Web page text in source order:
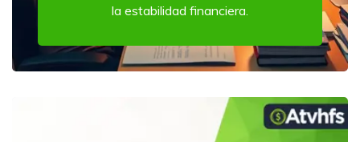
la estabilidad financiera.